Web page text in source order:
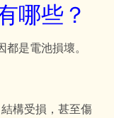
哪些？
是電池損壞。
構受損，甚至傷